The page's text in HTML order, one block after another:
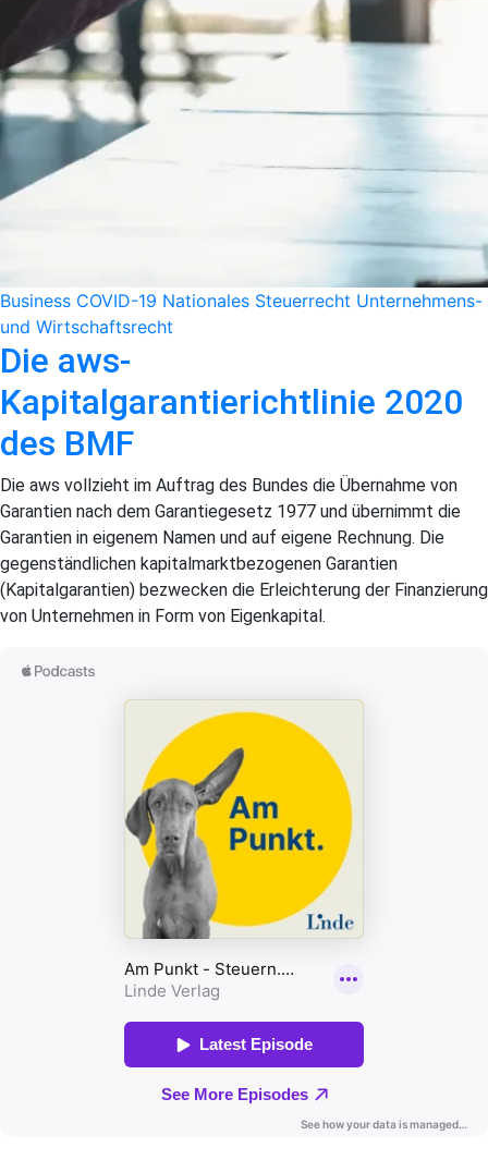
Business COVID-19 Nationales Steuerrecht Unternehmens-
und Wirtschaftsrecht
Die aws-
Kapitalgarantierichtlinie 2020
des BMF
Die aws vollzieht im Auftrag des Bundes die Übernahme von
Garantien nach dem Garantiegesetz 1977 und übernimmt die
Garantien in eigenem Namen und auf eigene Rechnung. Die
gegenständlichen kapitalmarktbezogenen Garantien
(Kapitalgarantien) bezwecken die Erleichterung der Finanzierung
von Unternehmen in Form von Eigenkapital.